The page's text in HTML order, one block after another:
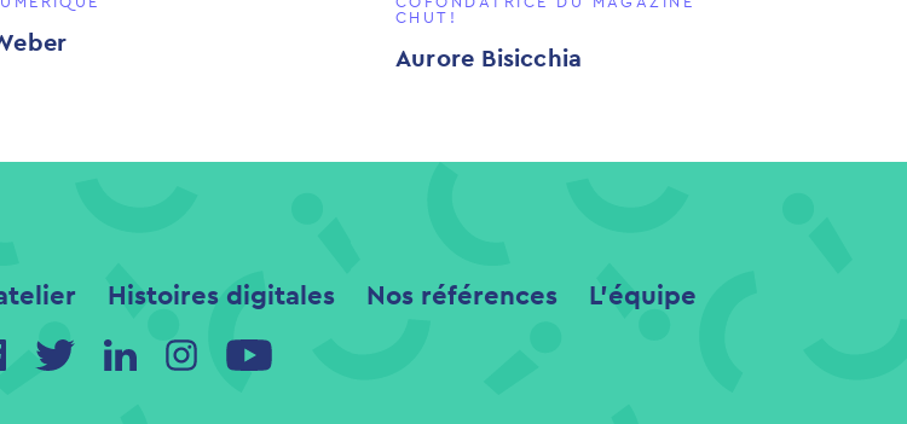
CHUT!
Aurore Bisicchia
Histoires digitales Nos références L'équipe